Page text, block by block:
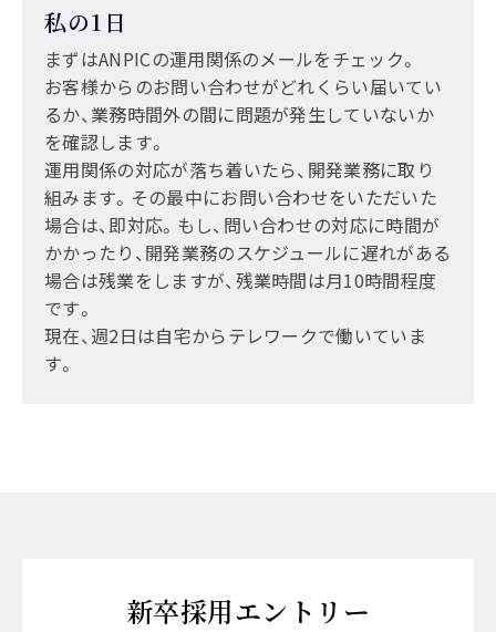
私の1日
まずはANPICの運用関係のメールをチェック。
お客様からのお問い合わせがどれくらい届いてい
るか、業務時間外の間に問題が発生していないか
を確認します。
運用関係の対応が落ち着いたら、開発業務に取り
組みます。その最中にお問い合わせをいただいた
場合は、即対応。もし、問い合わせの対応に時間が
かかったり、開発業務のスケジュールに遅れがある
場合は残業をしますが、残業時間は月10時間程度
です。
現在、週2日は自宅からテレワークで働いていま
す。
新卒採用エントリー